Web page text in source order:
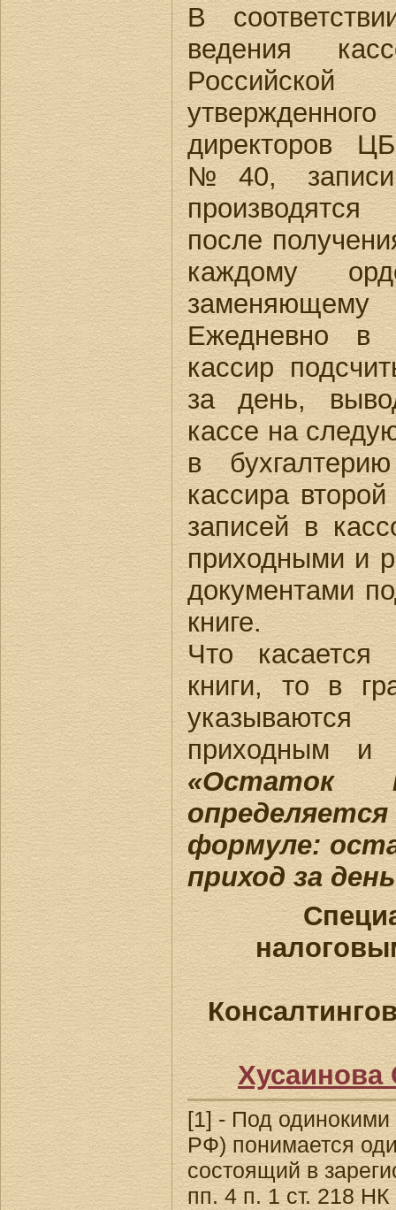
В
ведения
директоров
№40, записи
после
каждому
Ежедневно в
кассир
за день,
кассе на
в
кассира
записей в
приходными и
документами
книге.
Что касается
книги, то в
приходным и
«Остаток
формуле:
приход за
[1] - Под
РФ) понимается
состоящий в
пп. 4 п. 1 ст. 218